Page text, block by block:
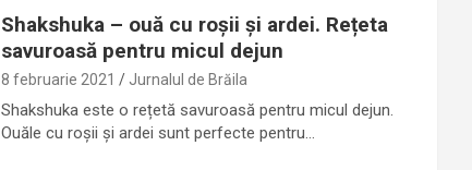
Shakshuka – ouă cu roşii și ardei. Rețeta
savuroasă pentru micul dejun
8 februarie 2021 Jurnalul de Brăila
Shakshuka este o rețetă savuroasă pentru micul dejun.
Ouăle cu roșii și ardei sunt perfecte pentru…